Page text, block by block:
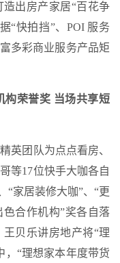
出房产家居“百花争
“快拍挡”、POI 服务
多彩商业服务产品矩
构荣誉奖 当场共享短
团队为点点看房、
等17位快手大咖各自
“家居装修大咖”、“更
合作机构”奖各自落
贝乐讲房地产将“理
，“理想家本年度带货